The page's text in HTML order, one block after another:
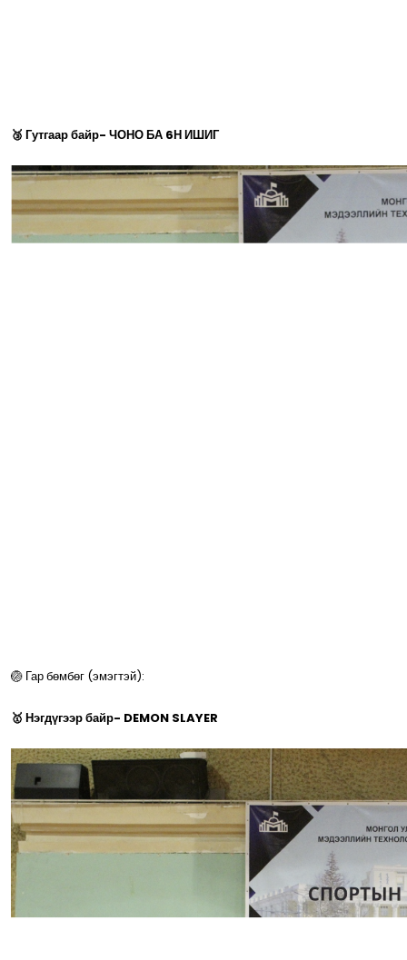
🥉 Гутгаар байр- ЧОНО БА 6Н ИШИГ
🏐 Гар бөмбөг (эмэгтэй):
🥇 Нэгдүгээр байр- DEMON SLAYER